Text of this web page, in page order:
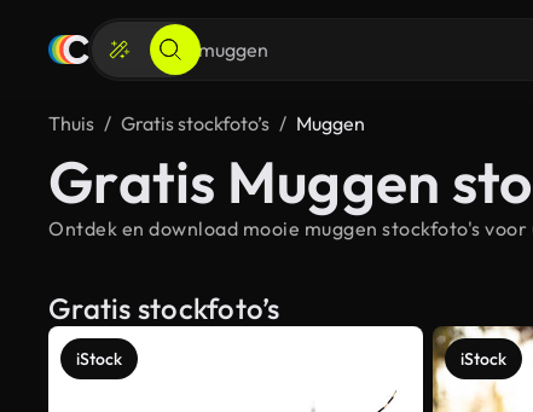
Thuis Gratis stockfoto’s Muggen
Gratis Muggen
Ontdek en download mooie muggen stockfoto's
Gratis stockfoto’s
iStock iStock